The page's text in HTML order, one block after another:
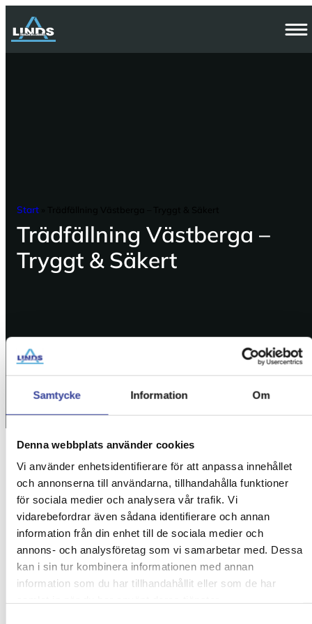
Samtycke Information Om
Denna webbplats använder cookies
Vi använder enhetsidentifierare för att anpassa innehållet
och annonserna till användarna, tillhandahålla funktioner
för sociala medier och analysera vår trafik. Vi
vidarebefordrar även sådana identifierare och annan
information från din enhet till de sociala medier och
annons- och analysföretag som vi samarbetar med. Dessa
kan i sin tur kombinera informationen med annan
information som du har tillhandahållit eller som de har
Hoppa
till
Start
Trädfällning Västberga –
Tryggt & Säkert
Start»Trädfällning Västberga – Tryggt & Säkert
Trädfällning Västberga –
Tryggt & Säkert